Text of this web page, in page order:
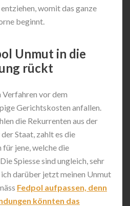
womit das ganze
beginnt.
Unmut in die
rückt
Verfahren vor dem
Gerichtskosten anfallen.
die Rekurrenten aus der
Staat, zahlt es die
für jene, welche die
Spiesse sind ungleich, sehr
darüber jetzt meinen Unmut
Fedpol aufpassen, denn
könnten das